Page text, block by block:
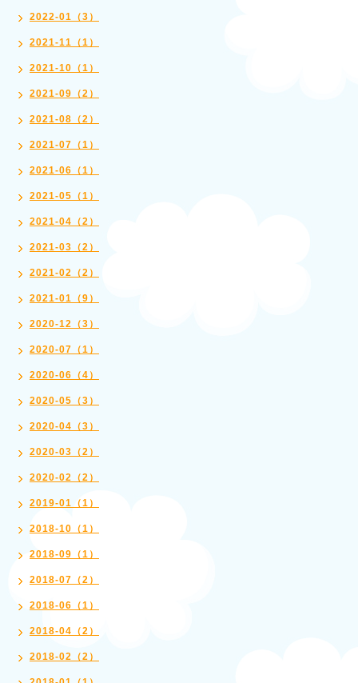
2022-01（3）
2021-11（1）
2021-10（1）
2021-09（2）
2021-08（2）
2021-07（1）
2021-06（1）
2021-05（1）
2021-04（2）
2021-03（2）
2021-02（2）
2021-01（9）
2020-12（3）
2020-07（1）
2020-06（4）
2020-05（3）
2020-04（3）
2020-03（2）
2020-02（2）
2019-01（1）
2018-10（1）
2018-09（1）
2018-07（2）
2018-06（1）
2018-04（2）
2018-02（2）